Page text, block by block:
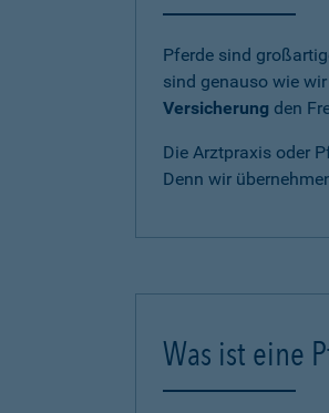
Pferde sind
sind genauso wie
Versicherung den
Die Arztpraxis oder
Denn wir
Was ist eine